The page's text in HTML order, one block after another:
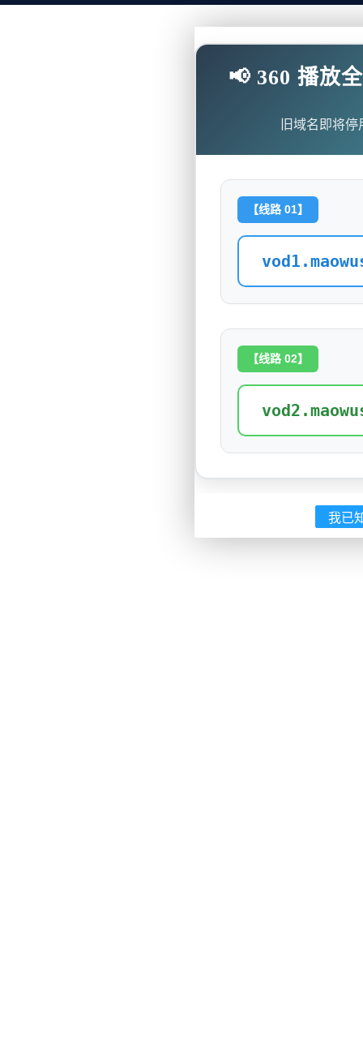
📢 360 播放
旧域名即将
【线路 01】
【线路 02】
我已